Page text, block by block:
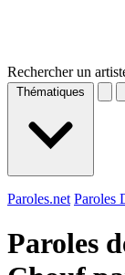
Rechercher un
Thématiques
Paroles.net Paroles
Paroles